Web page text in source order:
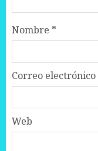
Nombre *
Correo electrónico
Web